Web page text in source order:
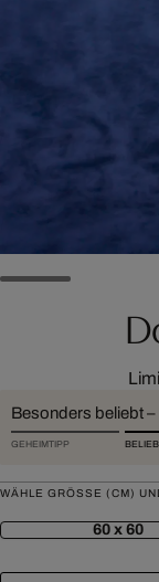
Besonders beliebt
GEHEIMTIPP
WÄHLE GRÖSSE (CM)
60 x 60